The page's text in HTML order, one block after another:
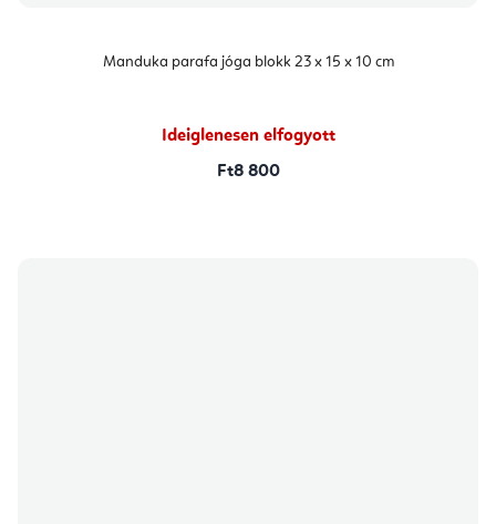
Manduka parafa jóga blokk 23 x 15 x 10 cm
Ideiglenesen elfogyott
Ft8 800